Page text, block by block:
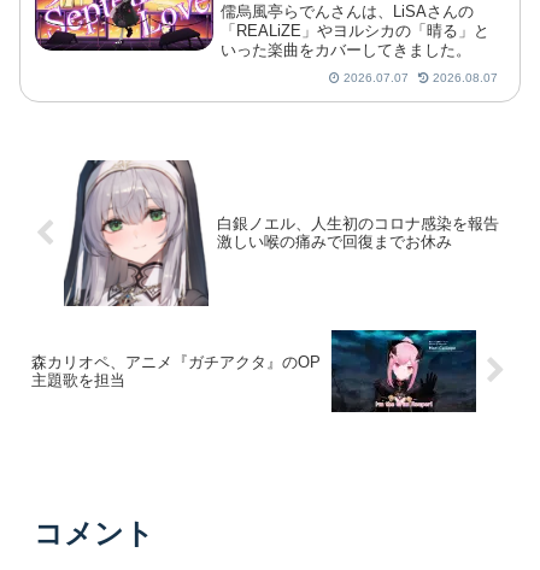
儒烏風亭らでんさんは、LiSAさんの
「REALiZE」やヨルシカの「晴る」と
いった楽曲をカバーしてきました。
2026.07.07 2026.08.07
白銀ノエル、人生初のコロナ感染を報告
激しい喉の痛みで回復までお休み
森カリオペ、アニメ『ガチアクタ』のOP
主題歌を担当
コメント